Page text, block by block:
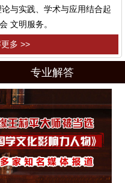
与实践、学术与应用结合起
文明服务。
多 >>
专业解答